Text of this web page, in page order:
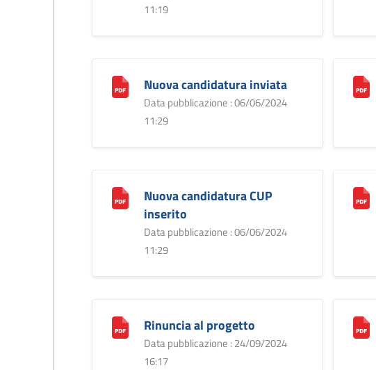
11:19
Nuova candidatura inviata
Data pubblicazione : 06/06/2024
11:29
Nuova candidatura CUP
inserito
Data pubblicazione : 06/06/2024
11:29
Rinuncia al progetto
Data pubblicazione : 24/09/2024
16:17